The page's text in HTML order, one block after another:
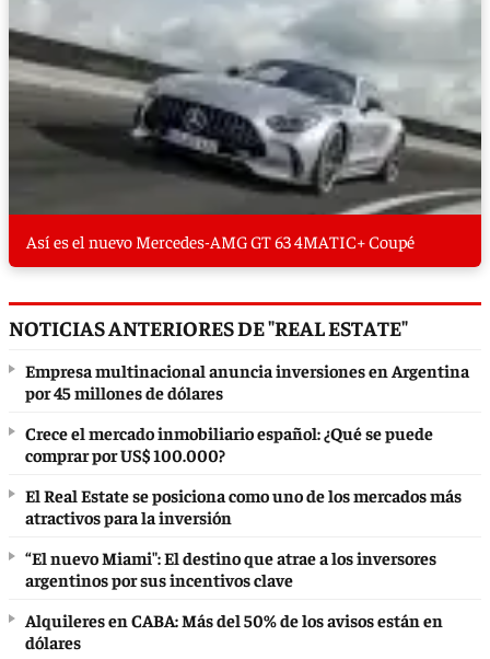
Así es el nuevo Mercedes-AMG GT 63 4MATIC+ Coupé
NOTICIAS ANTERIORES DE "REAL ESTATE"
Empresa multinacional anuncia inversiones en Argentina
por 45 millones de dólares
Crece el mercado inmobiliario español: ¿Qué se puede
comprar por US$ 100.000?
El Real Estate se posiciona como uno de los mercados más
atractivos para la inversión
“El nuevo Miami": El destino que atrae a los inversores
argentinos por sus incentivos clave
Alquileres en CABA: Más del 50% de los avisos están en
dólares